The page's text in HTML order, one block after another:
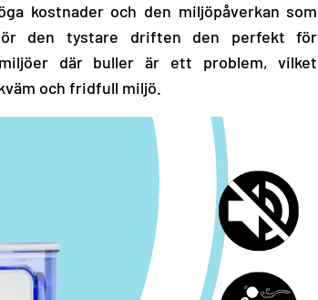
kostnader och den miljöpåverkan som
den tystare driften den perfekt för
där buller är ett problem, vilket
och fridfull miljö.